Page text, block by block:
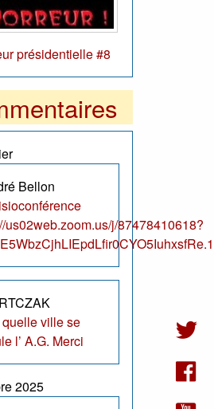
présidentielle #8
Bellon
us02web.zoom.us/j/87478410618?
ville se
l’ A.G. Merci
2025